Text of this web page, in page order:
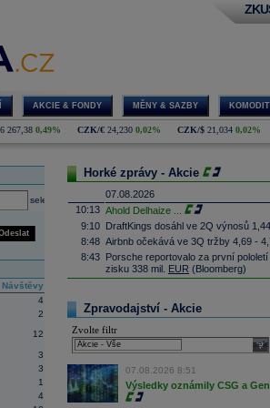
AKCIE & FONDY MĚNY & SAZBY
267,38 0,49% CZK/€ 24,230 0,02% CZK/$ 21,034 0,02%
select
Návštěvy
4
2
12
3
3
1
4
Horké zprávy - Akcie
07.08.2026
10:13 Ahold Delhaize
9:10 DraftKings dosáhl ve 2Q výnosů
8:48 Airbnb očekává ve 3Q tržby 4,69 -
8:43 Porsche reportovalo za první
zisku 338 mil. EUR (Bloomberg)
8:35 Německá pojišťovací společnost
8:25 Největší polská petrochemická
čistý zisk na 15,87 miliardy zlotých
8:17 Soud v americkém státě Nové
zaplatit 567 milionů dolarů
lidem. Dále firmě nařídil, aby
státě (ČTK)
Zpravodajství - Akcie
Zvolte filtr
07.08.2026 8:51
Výsledky oznámily CSG a